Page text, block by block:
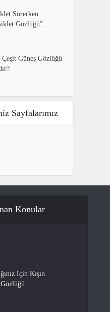
Sürerken
Gözlüğü”...
Çeşit Güneş Gözlüğü
Sayfalarımız
Konular
İçin Kışın